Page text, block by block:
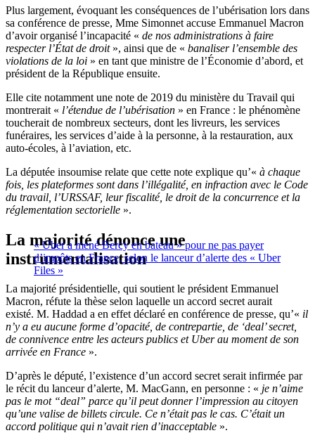
Plus largement, évoquant les conséquences de l’ubérisation lors dans
sa conférence de presse, Mme Simonnet accuse Emmanuel Macron
d’avoir organisé l’incapacité « de nos administrations à faire
respecter l’État de droit», ainsi que de « banaliser l’ensemble des
violations de la loi » en tant que ministre de l’Économie d’abord, et
président de la République ensuite.
Elle cite notamment une note de 2019 du ministère du Travail qui
montrerait « l’étendue de l’ubérisation » en France : le phénomène
toucherait de nombreux secteurs, dont les livreurs, les services
funéraires, les services d’aide à la personne, à la restauration, aux
auto-écoles, à l’aviation, etc.
La députée insoumise relate que cette note explique qu’« à chaque
fois, les plateformes sont dans l’illégalité, en infraction avec le Code
du travail, l’URSSAF, leur fiscalité, le droit de la concurrence et la
réglementation sectorielle ».
« Uber a mené Bercy en bateau » pour ne pas payer
d’impôts en France, selon le lanceur d’alerte des « Uber
Files »
La majorité dénonce une
instrumentalisation
La majorité présidentielle, qui soutient le président Emmanuel
Macron, réfute la thèse selon laquelle un accord secret aurait
existé. M. Haddad a en effet déclaré en conférence de presse, qu’« il
n’y a eu aucune forme d’opacité, de contrepartie, de ‘deal’ secret,
de connivence entre les acteurs publics et Uber au moment de son
arrivée en France ».
D’après le député, l’existence d’un accord secret serait infirmée par
le récit du lanceur d’alerte, M. MacGann, en personne : « je n’aime
pas le mot “deal” parce qu’il peut donner l’impression au citoyen
qu’une valise de billets circule. Ce n’était pas le cas. C’était un
accord politique qui n’avait rien d’inacceptable ».